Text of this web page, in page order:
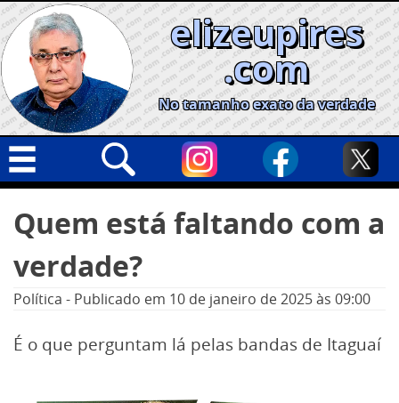
Skip
to
content
elizeupires
.com
No tamanho exato da verdade
Geral
Cidades
Política
Opinião
por:
Quem está faltando com a
verdade?
Política - Publicado em 10 de janeiro de 2025às 09:00
É o que perguntam lá pelas bandas de Itaguaí